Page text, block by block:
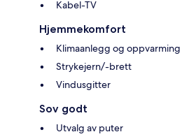
Kabel-TV
Hjemmekomfort
Klimaanlegg og oppvarming
Strykejern/-brett
Vindusgitter
Sov godt
Utvalg av puter